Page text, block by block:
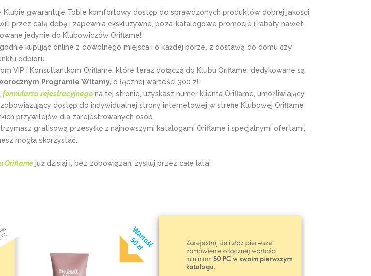
Klubie gwarantuje Tobie komfortowy dostęp do sprawdzonych produktów dobrej jakości
przez całą dobę i zapewnia ekskluzywne, poza-katalogowe promocje i rabaty nawet
jedynie do Klubowiczów Oriflame!
kupując online z dowolnego miejsca i o każdej porze, z dostawą do domu czy
odbioru.
VIP i Konsultantkom Oriflame, które teraz dołączą do Klubu Oriflame, dedykowane są
Programie Witamy, o łącznej wartości 300 zł.
formularza rejestracyjnegona tej stronie, uzyskasz numer klienta Oriflame, umożliwiający
dostęp do indywidualnej strony internetowej w strefie Klubowej Oriflame
przywilejów dla zarejestrowanych osób.
gratisową przesyłkę z najnowszymi katalogami Oriflame i specjalnymi ofertami,
mogła skorzystać.
Oriflamejuż dzisiaj i, bez zobowiązań, zyskuj przez całe lata!